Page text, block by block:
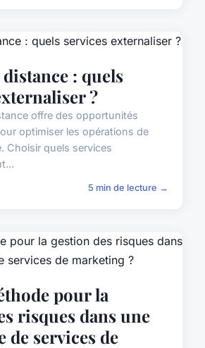
: quels
?
offre des opportunités
optimiser les opérations de
Choisir quels services
5 min de lecture →
pour la
risques dans une
de services de